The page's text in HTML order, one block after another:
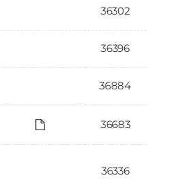
36302
36396
36884
36683
36336